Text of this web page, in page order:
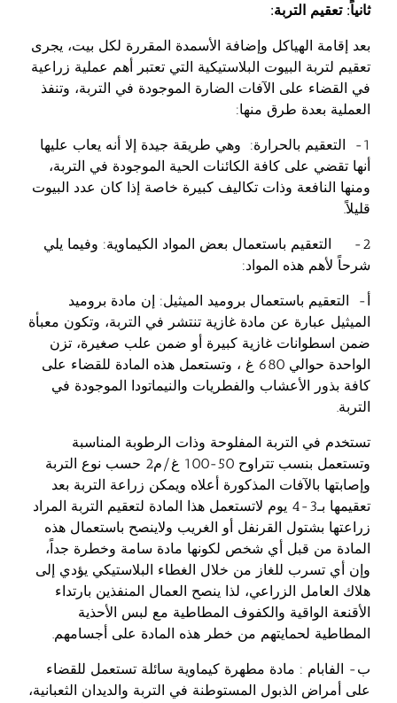
ثانياً: تعقيم التربة:
بعد إقامة الهياكل وإضافة الأسمدة المقررة لكل بيت، يجرى
تعقيم لتربة البيوت البلاستيكية التي تعتبر أهم عملية زراعية
في القضاء على الآفات الضارة الموجودة في التربة، وتنفذ
العملية بعدة طرق منها:
1- التعقيم بالحرارة: وهي طريقة جيدة إلا أنه يعاب عليها
أنها تقضي على كافة الكائنات الحية الموجودة في التربة،
ومنها النافعة وذات تكاليف كبيرة خاصة إذا كان عدد البيوت
قليلاً.
2- التعقيم باستعمال بعض المواد الكيماوية: وفيما يلي
شرحاً لأهم هذه المواد:
أ‌- التعقيم باستعمال بروميد الميثيل: إن مادة بروميد
الميثيل عبارة عن مادة غازية تنتشر في التربة، وتكون معبأة
ضمن اسطوانات غازية كبيرة أو ضمن علب صغيرة، تزن
الواحدة حوالي 680 غ ، وتستعمل هذه المادة للقضاء على
كافة بذور الأعشاب والفطريات والنيماتودا الموجودة في
التربة.
تستخدم في التربة المفلوحة وذات الرطوبة المناسبة
وتستعمل بنسب تتراوح 50-100 غ/م2 حسب نوع التربة
وإصابتها بالآفات المذكورة أعلاه ويمكن زراعة التربة بعد
تعقيمها بـ3-4 يوم لاتستعمل هذا المادة لتعقيم التربة المراد
زراعتها بشتول القرنفل أو الغريب ولاينصح باستعمال هذه
المادة من قبل أي شخص لكونها مادة سامة وخطرة جداً،
وإن أي تسرب للغاز من خلال الغطاء البلاستيكي يؤدي إلى
هلاك العامل الزراعي، لذا ينصح العمال المنفذين بارتداء
الأقنعة الواقية والكفوف المطاطية مع لبس الأحذية
المطاطية لحمايتهم من خطر هذه المادة على أجسامهم.
ب‌- الفابام : مادة مطهرة كيماوية سائلة تستعمل للقضاء
على أمراض الذبول المستوطنة في التربة والديدان الثعبانية،